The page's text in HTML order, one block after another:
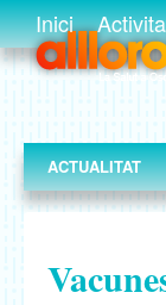
Inici
ACTUALITAT